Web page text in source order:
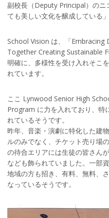
副校長（Deputy Principal）のニ
ても美しい文化を醸成している」
School Vision は、「Embracing
Together Creating Sustainable
明確に、多様性を受け入れそこ
れています。
ここ Lynwood Senior High
Program に力を入れており、特
れているそうです。
昨年、音楽・演劇に特化した建
ルのみでなく、チケット売り場
の待合エリアには生徒の皆さん
なども飾られていました。一部
地域の方も招き、有料、無料、
なっているそうです。